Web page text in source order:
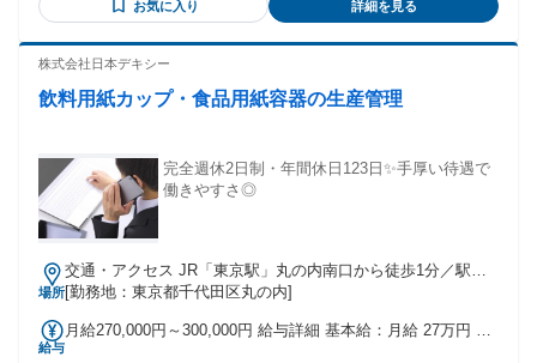
話」「リモート」だけで完結させず、 最終的には対面でのコ
❖━━━━━━━━━━━━━━━━━━❖
┏━━━━━━━┓ ❖私たちの価値観 ┗━━━━━━━┛
入社後に「こんなはずではなかった」と後悔しないよう、 当
棄される素材を再び価値ある素材として提供する「循環型ビ
ジネス」を展開 ・エコやリユース需要の高まりに貢献する、
「未来永劫必要とされる事業」を目指す ||◤【仕事へのスタン
ス】 ・失敗を恐れず挑戦する姿勢を重視 ・内容が浅くても
く、意見を発信できる人を評価 ||◤【組織の価値観】 ・目的
意識や使命感を大切にする文化 ・社長との距離が近く、気軽
早い段階で裁量を付与 ・判断が難しい場合は、社長が直接バ
お気に入り 詳細を見る
株式会社日本デキシー
飲料用紙カップ・食品用紙容器の生産管理
完全週休2日制・年間休日123日✨手厚い待遇で
働きやすさ◎
場所
交通・アクセス JR「東京駅」丸の内南口から徒歩1分／駅直
結！
[勤務地：東京都千代田区丸の内]
給与
月給270,000円～300,000円 給与詳細 基本給：月給 27万円 〜